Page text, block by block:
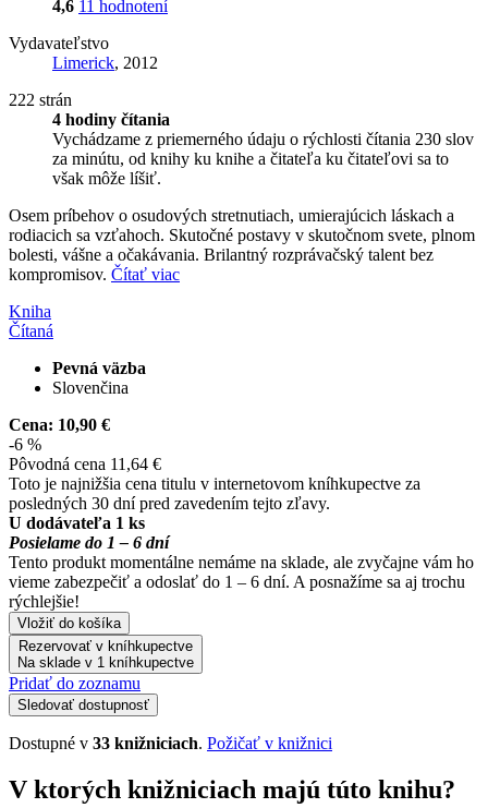
4,6 11 hodnotení
Vydavateľstvo
Limerick, 2012
222 strán
4 hodiny čítania
Vychádzame z priemerného údaju o rýchlosti čítania 230 slov
za minútu, od knihy ku knihe a čitateľa ku čitateľovi sa to
však môže líšiť.
Osem príbehov o osudových stretnutiach, umierajúcich láskach a
rodiacich sa vzťahoch. Skutočné postavy v skutočnom svete, plnom
bolesti, vášne a očakávania. Brilantný rozprávačský talent bez
kompromisov. Čítať viac
Kniha
Čítaná
Pevná väzba
Slovenčina
Cena: 10,90 €
-6 %
Pôvodná cena 11,64 €
Toto je najnižšia cena titulu v internetovom kníhkupectve za
posledných 30 dní pred zavedením tejto zľavy.
U dodávateľa 1 ks
Posielame do 1 – 6 dní
Tento produkt momentálne nemáme na sklade, ale zvyčajne vám ho
vieme zabezpečiť a odoslať do 1 – 6 dní. A posnažíme sa aj trochu
rýchlejšie!
Vložiť do košíka
Rezervovať v kníhkupectve
Na sklade v 1 kníhkupectve
Pridať do zoznamu
Sledovať dostupnosť
Dostupné v 33 knižniciach. Požičať v knižnici
V ktorých knižniciach majú túto knihu?